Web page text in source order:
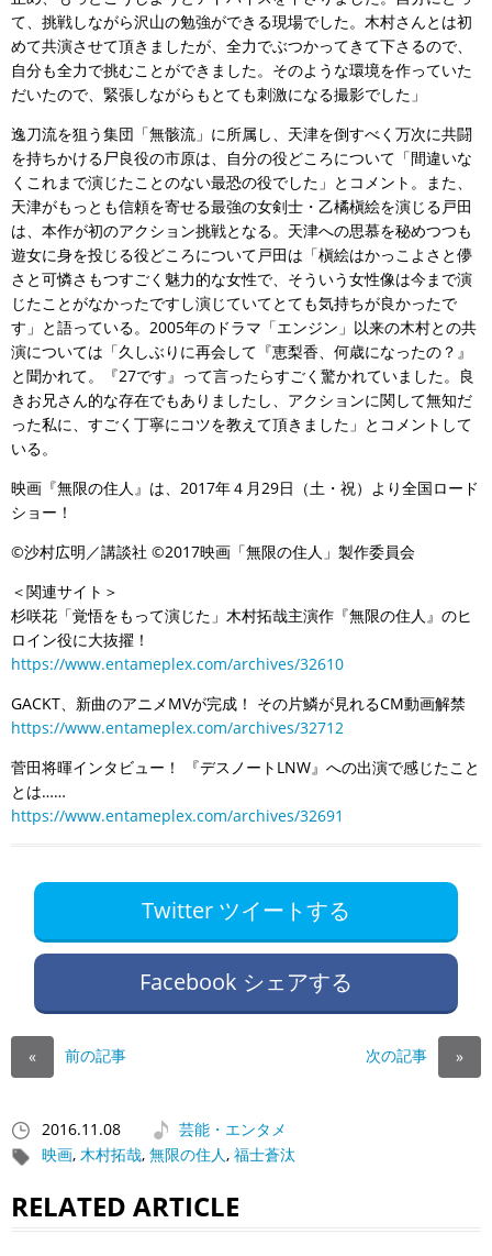
て、挑戦しながら沢山の勉強ができる現場でした。木村さんとは初
めて共演させて頂きましたが、全力でぶつかってきて下さるので、
自分も全力で挑むことができました。そのような環境を作っていた
だいたので、緊張しながらもとても刺激になる撮影でした」
逸刀流を狙う集団「無骸流」に所属し、天津を倒すべく万次に共闘
を持ちかける尸良役の市原は、自分の役どころについて「間違いな
くこれまで演じたことのない最恐の役でした」とコメント。また、
天津がもっとも信頼を寄せる最強の女剣士・乙橘槇絵を演じる戸田
は、本作が初のアクション挑戦となる。天津への思慕を秘めつつも
遊女に身を投じる役どころについて戸田は「槇絵はかっこよさと儚
さと可憐さもつすごく魅力的な女性で、そういう女性像は今まで演
じたことがなかったですし演じていてとても気持ちが良かったで
す」と語っている。2005年のドラマ「エンジン」以来の木村との共
演については「久しぶりに再会して『恵梨香、何歳になったの？』
と聞かれて。『27です』って言ったらすごく驚かれていました。良
きお兄さん的な存在でもありましたし、アクションに関して無知だ
った私に、すごく丁寧にコツを教えて頂きました」とコメントして
いる。
映画『無限の住人』は、2017年４月29日（土・祝）より全国ロード
ショー！
©沙村広明／講談社 ©2017映画「無限の住人」製作委員会
＜関連サイト＞
杉咲花「覚悟をもって演じた」木村拓哉主演作『無限の住人』のヒ
ロイン役に大抜擢！
https://www.entameplex.com/archives/32610
GACKT、新曲のアニメMVが完成！ その片鱗が見れるCM動画解禁
https://www.entameplex.com/archives/32712
菅田将暉インタビュー！ 『デスノートLNW』への出演で感じたこと
とは……
https://www.entameplex.com/archives/32691
Twitter ツイートする
Facebook シェアする
« 前の記事 次の記事 »
2016.11.08
芸能・エンタメ
映画, 木村拓哉, 無限の住人, 福士蒼汰
RELATED ARTICLE